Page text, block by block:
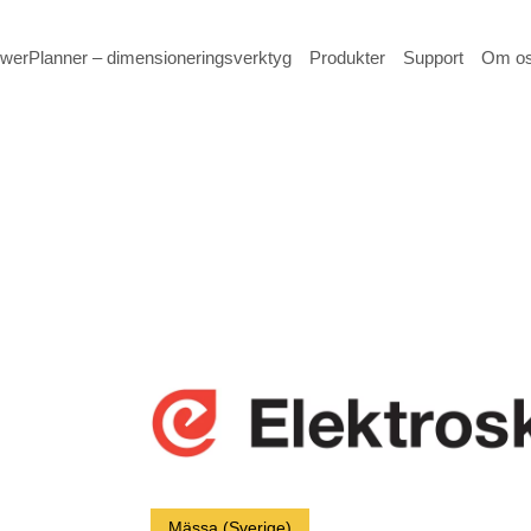
– dimensioneringsverktyg Produkter Support Om
Mässa (Sverige)